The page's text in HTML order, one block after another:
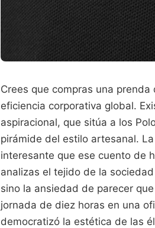
Crees que compras una
eficiencia corporativa global.
aspiracional, que sitúa a los
pirámide del estilo artesanal.
interesante que ese cuento de
analizas el tejido de la
sino la ansiedad de parecer
jornada de diez horas en una
democratizó la estética de las